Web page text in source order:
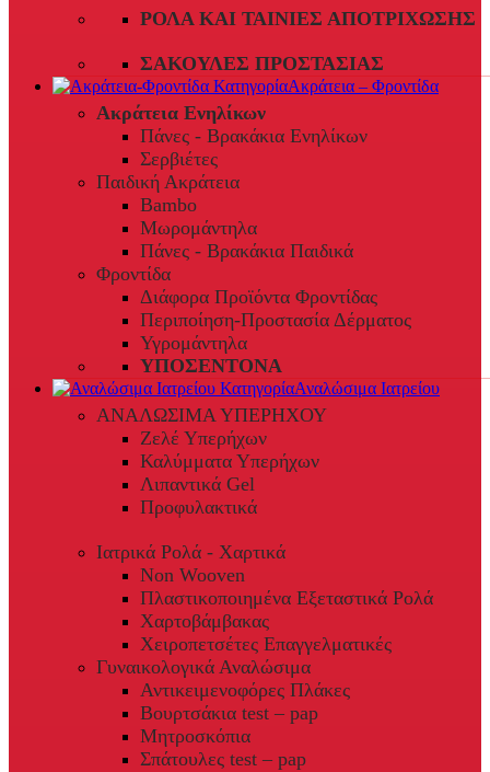
ΡΟΛΆ ΚΑΙ ΤΑΙΝΊΕΣ ΑΠΟΤΡΊΧΩΣΗΣ
ΣΑΚΟΎΛΕΣ ΠΡΟΣΤΑΣΊΑΣ
Ακράτεια – Φροντίδα
Ακράτεια Ενηλίκων
Πάνες - Βρακάκια Ενηλίκων
Σερβιέτες
Παιδική Ακράτεια
Bambo
Μωρομάντηλα
Πάνες - Βρακάκια Παιδικά
Φροντίδα
Διάφορα Προϊόντα Φροντίδας
Περιποίηση-Προστασία Δέρματος
Υγρομάντηλα
ΥΠΟΣΕΝΤΟΝΑ
Αναλώσιμα Ιατρείου
ΑΝΑΛΩΣΙΜΑ ΥΠΕΡΗΧΟΥ
Ζελέ Υπερήχων
Καλύμματα Υπερήχων
Λιπαντικά Gel
Προφυλακτικά
Ιατρικά Ρολά - Χαρτικά
Non Wooven
Πλαστικοποιημένα Εξεταστικά Ρολά
Χαρτοβάμβακας
Χειροπετσέτες Επαγγελματικές
Γυναικολογικά Αναλώσιμα
Αντικειμενοφόρες Πλάκες
Βουρτσάκια test – pap
Μητροσκόπια
Σπάτουλες test – pap